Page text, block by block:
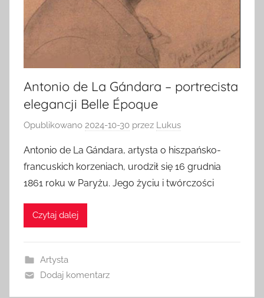
Antonio de La Gándara – portrecista
elegancji Belle Époque
Opublikowano 2024-10-30 przez Lukus
Antonio de La Gándara, artysta o hiszpańsko-
francuskich korzeniach, urodził się 16 grudnia
1861 roku w Paryżu. Jego życiu i twórczości
Czytaj dalej
Artysta
Dodaj komentarz